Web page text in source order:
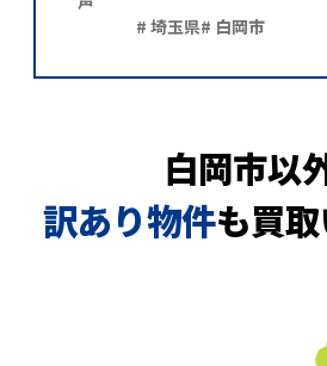
# 埼玉県# 白岡市
白岡市以
訳あり物件も買